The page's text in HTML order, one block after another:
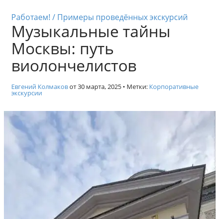
с
к
у
р
и
п
М
к
д
Индивидуальные
Работаем! / Примеры проведённых экскурсий
Музыкальные тайны
Москвы: путь
виолончелистов
Евгений Колмаковот30 марта, 2025• Метки: Корпоративные
экскурсии